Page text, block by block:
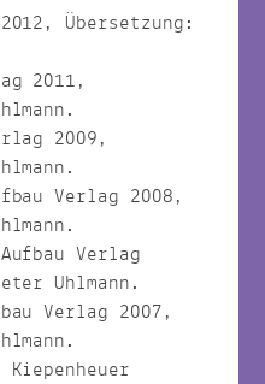
Übersetzung:
2011,
2009,
Verlag 2008,
Verlag
Uhlmann.
Verlag 2007,